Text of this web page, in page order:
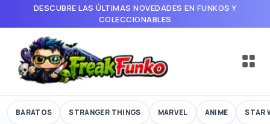
DESCUBRE LAS ÚLTIMAS NOVEDADES EN FUNKOS Y
COLECCIONABLES
BARATOS STRANGER THINGS MARVEL ANIME STAR